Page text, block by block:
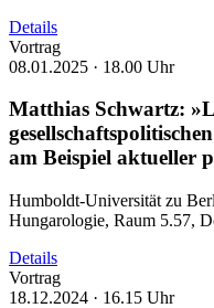
Details
Vortrag
08.01.2025 · 18.00 Uhr
Matthias Schwartz:
am Beispiel aktueller
Humboldt-Universität zu
Hungarologie, Raum 5.57,
Details
Vortrag
18.12.2024 · 16.15 Uhr